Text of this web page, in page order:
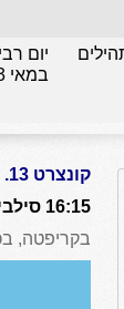
במאי 2013
קונצרט 13.
16:15 סילביה קיגל שרה רמירז, פיאצולה
בקריפטה,